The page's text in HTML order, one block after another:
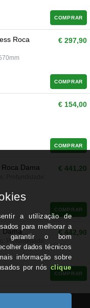
COMPRAR
Roca
€ 297,90
COMPRAR
€ 154,00
COMPRAR
Dama € 441,20
COMPRAR
Dama
Profundidade:
€ 442,90
COMPRAR